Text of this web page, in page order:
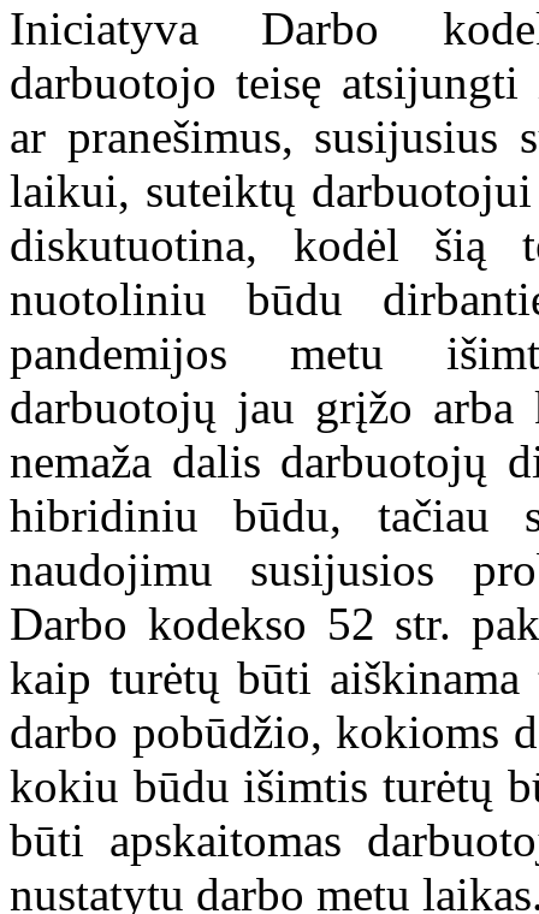
Iniciatyva Darbo
darbuotojo teisę
ar pranešimus, susijusius
laikui, suteiktų darbuotojui
diskutuotina, kodėl šią
nuotoliniu būdu
pandemijos metu
darbuotojų jau grįžo
nemaža dalis darbuotojų
hibridiniu būdu, tačiau
naudojimu susijusios
Darbo kodekso 52 str.
kaip turėtų būti
darbo pobūdžio, kokioms
kokiu būdu išimtis turėtų
būti apskaitomas
nustatytu darbo metu